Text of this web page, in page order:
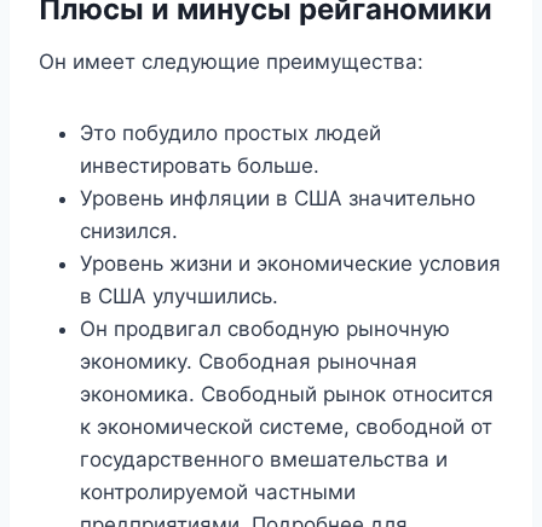
Плюсы и минусы рейганомики
Он имеет следующие преимущества:
Это побудило простых людей
инвестировать больше.
Уровень инфляции в США значительно
снизился.
Уровень жизни и экономические условия
в США улучшились.
Он продвигал свободную рыночную
экономику. Свободная рыночная
экономика. Свободный рынок относится
к экономической системе, свободной от
государственного вмешательства и
контролируемой частными